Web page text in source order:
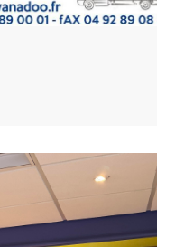
des
la pizza …